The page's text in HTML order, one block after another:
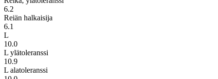
6.2
Reiän halkaisija
6.1
L
10.0
L ylätoleranssi
10.9
L alatoleranssi